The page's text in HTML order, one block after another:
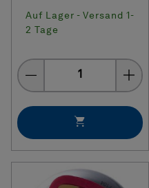
Auf Lager - Versand 1-
2 Tage